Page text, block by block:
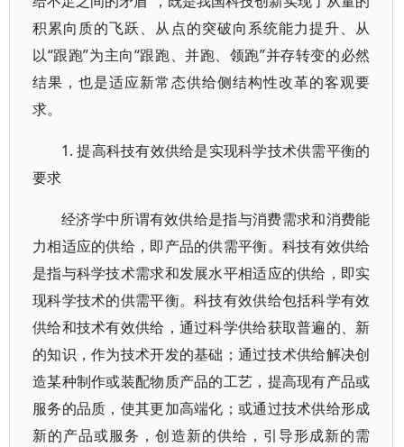
积累向质的飞跃、从点的突破向系统能力提升、从
以“跟跑”为主向“跟跑、并跑、领跑”并存转变的必然
结果，也是适应新常态供给侧结构性改革的客观要
求。
1. 提高科技有效供给是实现科学技术供需平衡的
要求
经济学中所谓有效供给是指与消费需求和消费能
力相适应的供给，即产品的供需平衡。科技有效供给
是指与科学技术需求和发展水平相适应的供给，即实
现科学技术的供需平衡。科技有效供给包括科学有效
供给和技术有效供给，通过科学供给获取普遍的、新
的知识，作为技术开发的基础；通过技术供给解决创
造某种制作或装配物质产品的工艺，提高现有产品或
服务的品质，使其更加高端化；或通过技术供给形成
新的产品或服务，创造新的供给，引导形成新的需